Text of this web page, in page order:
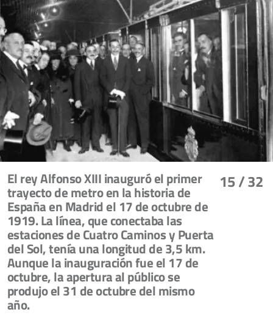
15/ 32
El rey Alfonso XIII inauguró el primer
trayecto de metro en la historia de
España en Madrid el 17 de octubre de
1919. La línea, que conectaba las
estaciones de Cuatro Caminos y Puerta
del Sol, tenía una longitud de 3,5 km.
Aunque la inauguración fue el 17 de
octubre, la apertura al público se
produjo el 31 de octubre del mismo
año.